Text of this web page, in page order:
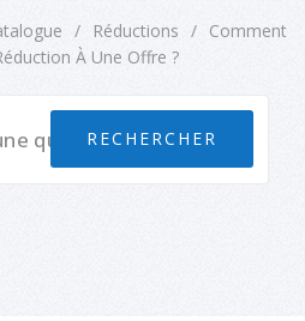
/ Réductions /
Comment
À Une Offre ?